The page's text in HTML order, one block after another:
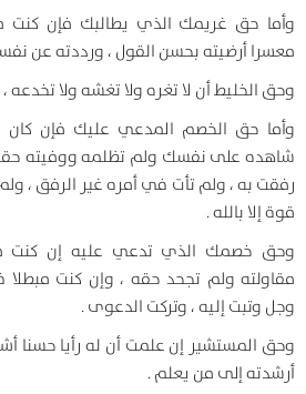
وأما حق غريمك الذي يطالبك فإن كنت
معسرا أرضيته بحسن القول ، ورددته عن
وحق الخليط أن لا تغره ولا تغشه ولا تخدعه
وأما حق الخصم المدعي عليك فإن كان
شاهده على نفسك ولم تظلمه ووفيته حقه
رفقت به ، ولم تأت في أمره غير الرفق ،
قوة إلا بالله .
وحق خصمك الذي تدعي عليه إن كنت
مقاولته ولم تجحد حقه ، وإن كنت
وجل وتبت إليه ، وتركت الدعوى .
وحق المستشير إن علمت أن له رأيا حسنا
أرشدته إلى من يعلم .